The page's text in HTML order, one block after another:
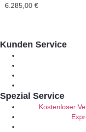
6.285,00 €
Kunden Service
Spezial Service
Kostenloser